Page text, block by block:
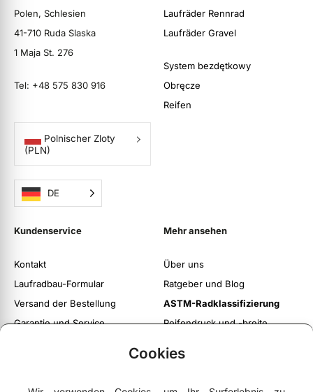
Cookies
Polen, Schlesien
41-710 Ruda Slaska
1 Maja St. 276
Tel: +48 575 830 916
Polnischer Zloty
(PLN)
DE
Laufräder Rennrad
Laufräder Gravel
System bezdętkowy
Obręcze
Reifen
Kundenservice
Kontakt
Laufradbau-Formular
Versand der Bestellung
Garantie und Service
Mehr ansehen
Über uns
Ratgeber und Blog
ASTM-Radklassifizierung
Reifendruck und -breite
Twoje konto